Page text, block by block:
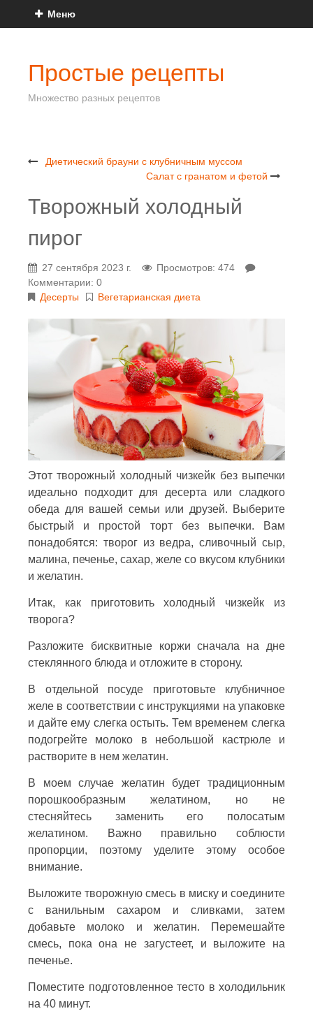
Меню
Простые рецепты
Множество разных рецептов
Диетический брауни с клубничным муссом
Салат с гранатом и фетой
Творожный холодный
пирог
27 сентября 2023 г.
Просмотров: 474
Комментарии: 0
Десерты
Вегетарианская диета
Этот творожный холодный чизкейк без выпечки
идеально подходит для десерта или сладкого
обеда для вашей семьи или друзей. Выберите
быстрый и простой торт без выпечки. Вам
понадобятся: творог из ведра, сливочный сыр,
малина, печенье, сахар, желе со вкусом клубники
и желатин.
Итак, как приготовить холодный чизкейк из
творога?
Разложите бисквитные коржи сначала на дне
стеклянного блюда и отложите в сторону.
В отдельной посуде приготовьте клубничное
желе в соответствии с инструкциями на упаковке
и дайте ему слегка остыть. Тем временем слегка
подогрейте молоко в небольшой кастрюле и
растворите в нем желатин.
В моем случае желатин будет традиционным
порошкообразным желатином, но не
стесняйтесь заменить его полосатым
желатином. Важно правильно соблюсти
пропорции, поэтому уделите этому особое
внимание.
Выложите творожную смесь в миску и соедините
с ванильным сахаром и сливками, затем
добавьте молоко и желатин. Перемешайте
смесь, пока она не загустеет, и выложите на
печенье.
Поместите подготовленное тесто в холодильник
на 40 минут.